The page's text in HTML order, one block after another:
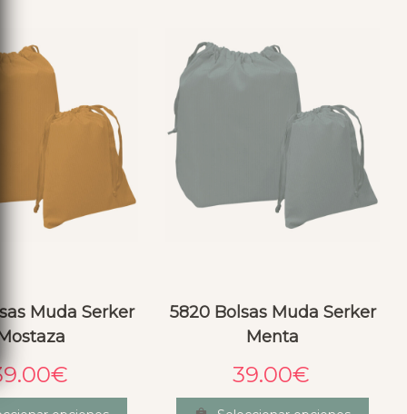
Muda Serker
€
5820 Bolsas Muda Serker
Menta
39.00€